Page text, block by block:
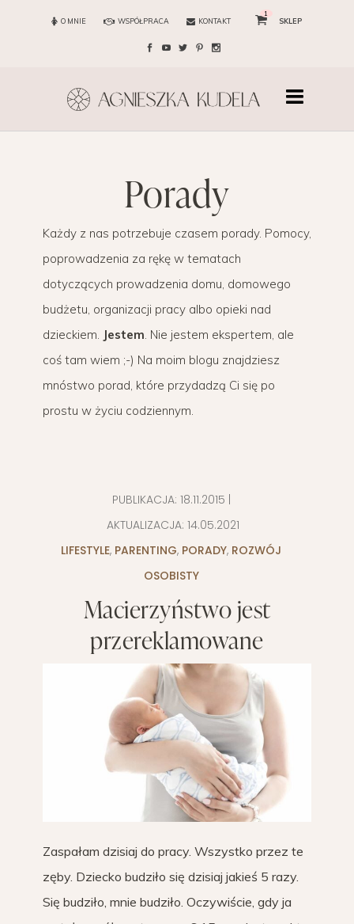
O MNIE WSPÓŁPRACA KONTAKT
1
SKLEP
porady
Każdy z nas potrzebuje czasem porady. Pomocy,
poprowadzenia za rękę w tematach
dotyczących prowadzenia domu, domowego
budżetu, organizacji pracy albo opieki nad
dzieckiem. Jestem. Nie jestem ekspertem, ale
coś tam wiem ;-) Na moim blogu znajdziesz
mnóstwo porad, które przydadzą Ci się po
prostu w życiu codziennym.
PUBLIKACJA: 18.11.2015
AKTUALIZACJA: 14.05.2021
LIFESTYLE, PARENTING, PORADY, ROZWÓJ
OSOBISTY
Macierzyństwo jest
przereklamowane
Zaspałam dzisiaj do pracy. Wszystko przez te
zęby. Dziecko budziło się dzisiaj jakieś 5 razy.
Się budziło, mnie budziło. Oczywiście, gdy ja